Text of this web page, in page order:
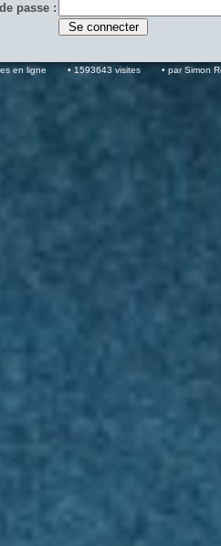
passe :
en ligne 1593643 visites par Simon